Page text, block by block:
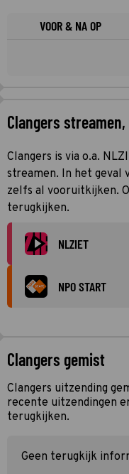
VOOR & NA OP
Clangers
Clangers is via o.a.
streamen. In het geval
zelfs al vooruitkijken.
terugkijken.
NLZIET
NPO START
Clangers gemist
Clangers uitzending
recente uitzendingen
terugkijken.
Geen terugkijk